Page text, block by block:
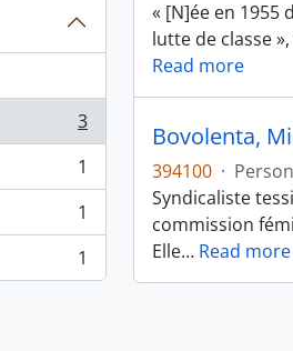
3
1
1
1
« [N]ée en 1955
lutte de classe
Read more
Bovolenta,
394100 ·
Syndicaliste
commission
Elle… Read more